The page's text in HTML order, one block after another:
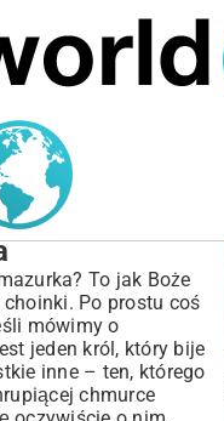
04.10.2025
Mazurek
na
| Sekrety
To jak Boże
choinki. Po prostu coś
mówimy o
jeden król, który bije
inne – ten, którego
chmurce